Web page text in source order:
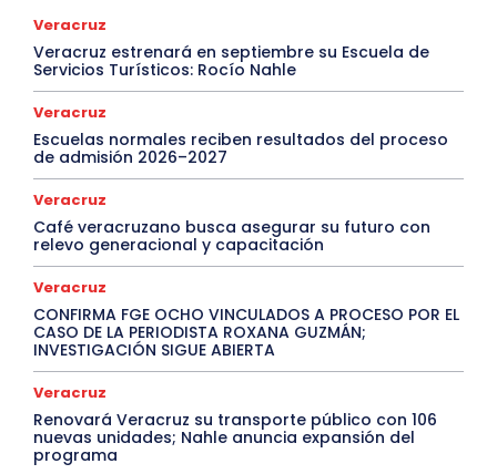
Veracruz
Veracruz estrenará en septiembre su Escuela de
Servicios Turísticos: Rocío Nahle
Veracruz
Escuelas normales reciben resultados del proceso
de admisión 2026–2027
Veracruz
Café veracruzano busca asegurar su futuro con
relevo generacional y capacitación
Veracruz
CONFIRMA FGE OCHO VINCULADOS A PROCESO POR EL
CASO DE LA PERIODISTA ROXANA GUZMÁN;
INVESTIGACIÓN SIGUE ABIERTA
Veracruz
Renovará Veracruz su transporte público con 106
nuevas unidades; Nahle anuncia expansión del
programa